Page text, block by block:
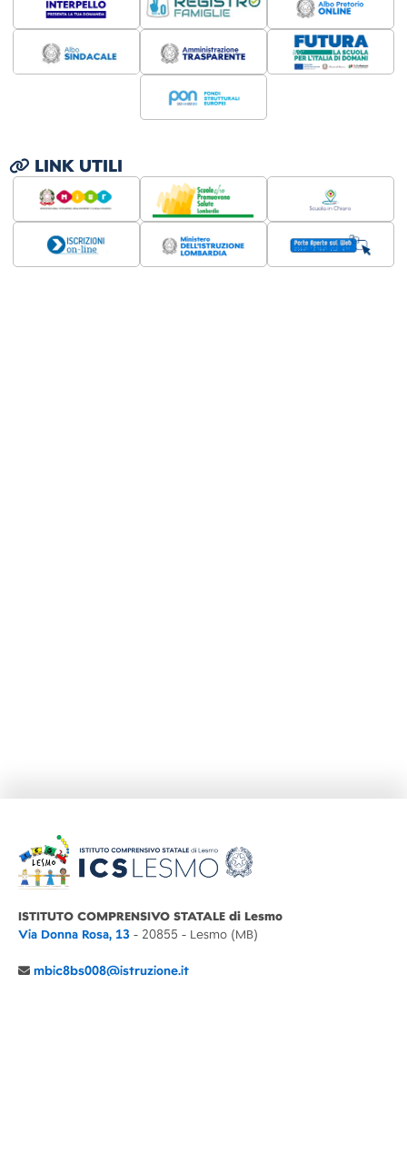
LINK UTILI
ISTITUTO COMPRENSIVO STATALE di Lesmo
Via Donna Rosa, 13 - 20855 - Lesmo (MB)
mbic8bs008@istruzione.it